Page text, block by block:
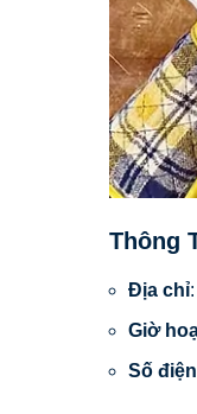
Thông
Địa chỉ
Giờ
Số